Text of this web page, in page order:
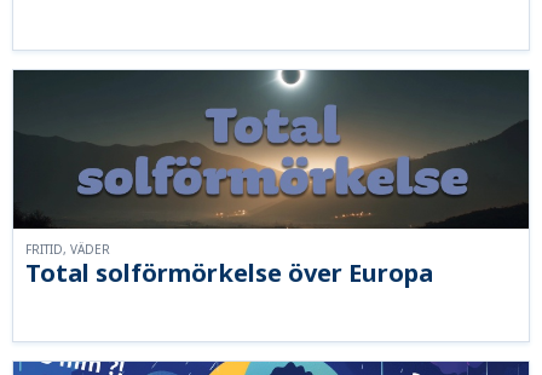
Total solförmörkelse över Europa
FRITID, VÄDER